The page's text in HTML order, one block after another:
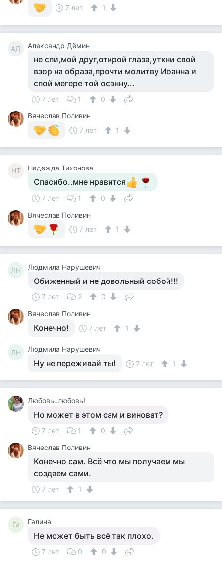
7 лет
1
АД Александр Дёмин
не спи,мой друг,открой глаза,уткни свой
взор на образа,прочти молитву Иоанна и
спой мегере той осанну...
7 лет 1
0
Вячеслав Поливин
7 лет
1
НТ Надежда Тихонова
Спасибо..мне нравится
7 лет 1
0
Вячеслав Поливин
7 лет
1
ЛН Людмила Нарушевич
Обиженный и не довольный собой!!!
7 лет 2
0
Вячеслав Поливин
Конечно! 7 лет 1
ЛН Людмила Нарушевич
Ну не переживай ты! 7 лет 1
Любовь..любовь!
Но может в этом сам и виноват?
7 лет 1
0
Вячеслав Поливин
Конечно сам. Всё что мы получаем мы
создаем сами.
7 лет 1
Га Галина
Не может быть всё так плохо.
7 лет 0 0